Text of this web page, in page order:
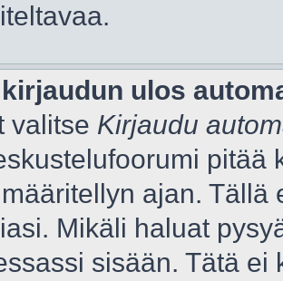
ulos
valitse Kirjaudu
pitää
ajan. Tällä
Mikäli haluat
sisään. Tätä